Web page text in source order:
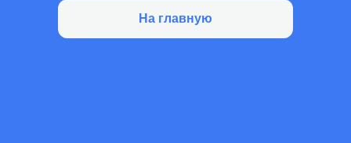
На главную